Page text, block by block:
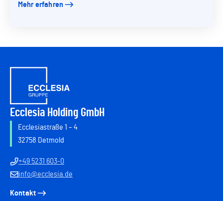
Mehr erfahren
Ecclesia Holding GmbH
Ecclesiastraße 1 – 4
32758 Detmold
+49 5231 603-0
info@ecclesia.de
Kontakt